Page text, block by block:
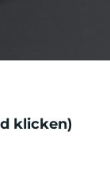
klicken)